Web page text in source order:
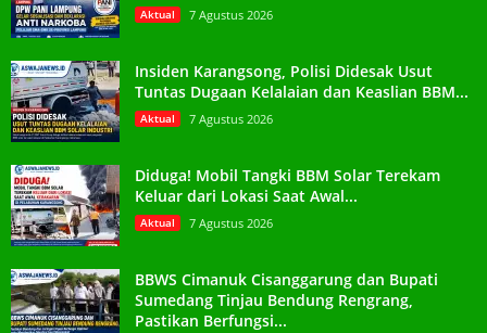
Aktual 7 Agustus 2026
Insiden Karangsong, Polisi Didesak Usut
Tuntas Dugaan Kelalaian dan Keaslian BBM...
Aktual 7 Agustus 2026
Diduga! Mobil Tangki BBM Solar Terekam
Keluar dari Lokasi Saat Awal...
Aktual 7 Agustus 2026
BBWS Cimanuk Cisanggarung dan Bupati
Sumedang Tinjau Bendung Rengrang,
Pastikan Berfungsi...